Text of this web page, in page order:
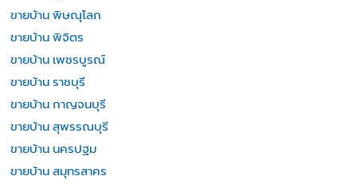
ขายบ้าน พิษณุโลก
ขายบ้าน พิจิตร
ขายบ้าน เพชรบูรณ์
ขายบ้าน ราชบุรี
ขายบ้าน กาญจนบุรี
ขายบ้าน สุพรรณบุรี
ขายบ้าน นครปฐม
ขายบ้าน สมุทรสาคร